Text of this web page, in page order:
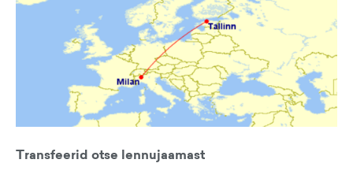
Transfeerid otse lennujaamast